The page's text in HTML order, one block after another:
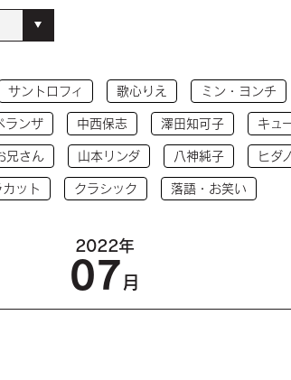
サントロフィ 歌心りえ ミン・ヨンチ
ランザ 中西保志 澤田知可子 キュ
兄さん 山本リンダ 八神純子 ヒダノ
ット クラシック 落語・お笑い
2022年
07月